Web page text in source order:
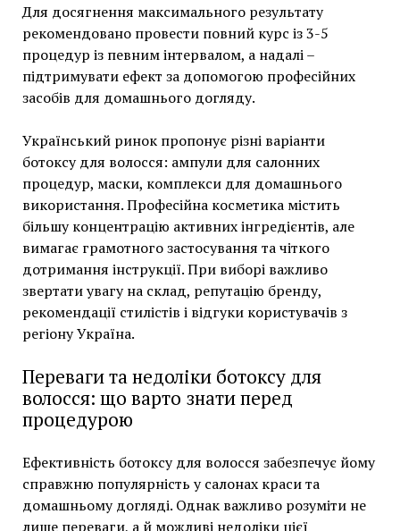
Для досягнення максимального результату
рекомендовано провести повний курс із 3-5
процедур із певним інтервалом, а надалі –
підтримувати ефект за допомогою професійних
засобів для домашнього догляду.
Український ринок пропонує різні варіанти
ботоксу для волосся: ампули для салонних
процедур, маски, комплекси для домашнього
використання. Професійна косметика містить
більшу концентрацію активних інгредієнтів, але
вимагає грамотного застосування та чіткого
дотримання інструкції. При виборі важливо
звертати увагу на склад, репутацію бренду,
рекомендації стилістів і відгуки користувачів з
регіону Україна.
Переваги та недоліки ботоксу для
волосся: що варто знати перед
процедурою
Ефективність ботоксу для волосся забезпечує йому
справжню популярність у салонах краси та
домашньому догляді. Однак важливо розуміти не
лише переваги, а й можливі недоліки цієї